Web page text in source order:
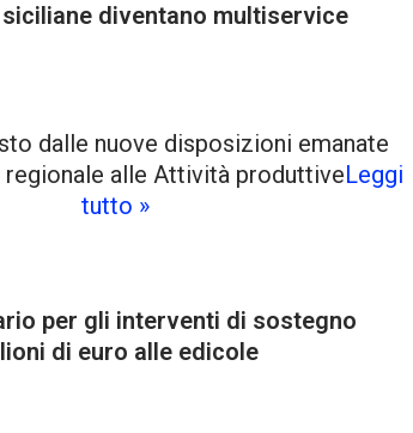
diventano multiservice
dalle nuove disposizioni emanate
regionale alle Attività produttiveLeggi
tutto »
per gli interventi di sostegno
di euro alle edicole